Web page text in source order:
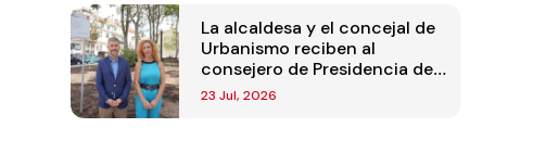
La alcaldesa y el concejal de
Urbanismo reciben al
consejero de Presidencia de
la Comunidad de Madrid
23 Jul, 2026